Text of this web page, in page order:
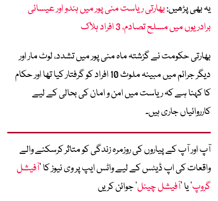
یہ بھی پڑھیں:بھارتی ریاست منی پور میں ہندو اور عیسائی
برادریوں میں مسلح تصادم، 3 افراد ہلاک
بھارتی حکومت نے گزشتہ ماہ منی پور میں تشدد، لوٹ مار اور
دیگر جرائم میں مبینہ ملوث 10 افراد کو گرفتار کیا تھا اور حکام
کا کہنا ہے کہ ریاست میں امن و امان کی بحالی کے لیے
کارروائیاں جاری ہیں۔
آپ اور آپ کے پیاروں کی روزمرہ زندگی کو متاثر کرسکنے والے
واقعات کی اپ ڈیٹس کے لیے واٹس ایپ پر وی نیوز کا ’آفیشل
گروپ‘ یا ’آفیشل چینل‘ جوائن کریں